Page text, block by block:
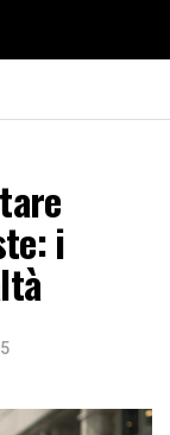
i